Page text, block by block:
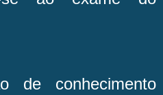
de conhecimento